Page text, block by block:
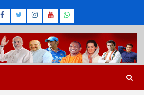
Facebook
Twitter
Instagram
Youtube
Whatsapp